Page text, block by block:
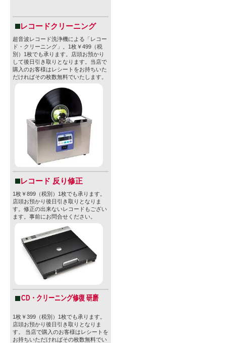
レコードクリーニング
超音波レコード洗浄機による「レコー
ド・クリーニング」。1枚￥499（税
別）1枚でも承ります。店頭お預かり
して後日引き取りとなります。当店で
購入のお客様はレシートをお持ちいた
だければその枚数無料でいたします。
レコード 反り修正
1枚￥899（税別）1枚でも承ります。
店頭お預かり後日引き取りとなりま
す。修正の出来ないレコードもござい
ます。事前にお問合せください。
CD・クリーニング修復 研磨
1枚￥399（税別）1枚でも承ります。
店頭お預かり後日引き取りとなりま
す。 当店で購入のお客様はレシートを
お持ちいただければその枚数無料でい